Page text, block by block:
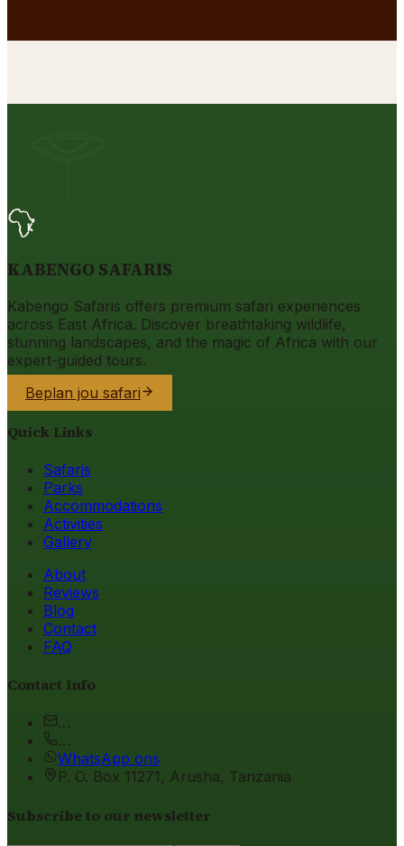
KABENGO SAFARIS
Kabengo Safaris offers premium safari experiences
across East Africa. Discover breathtaking wildlife,
stunning landscapes, and the magic of Africa with our
expert-guided tours.
Beplan jou safari
Quick Links
Safaris
Parks
Accommodations
Activities
Gallery
About
Reviews
Blog
Contact
FAQ
Contact Info
…
…
WhatsApp ons
P. O. Box 11271, Arusha, Tanzania
Subscribe to our newsletter